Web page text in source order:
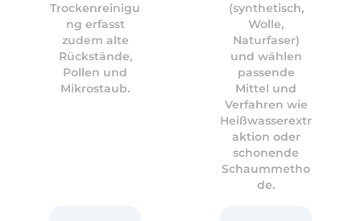
Trockenreinigu
ng erfasst
zudem alte
Rückstände,
Pollen und
Mikrostaub.
(synthetisch,
Wolle,
Naturfaser)
und wählen
passende
Mittel und
Verfahren wie
Heißwasserextr
aktion oder
schonende
Schaummetho
de.